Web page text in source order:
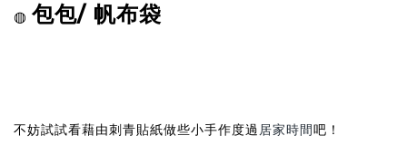
◍ 包包/ 帆布袋
不妨試試看藉由刺青貼紙做些小手作度過 居家時間吧！